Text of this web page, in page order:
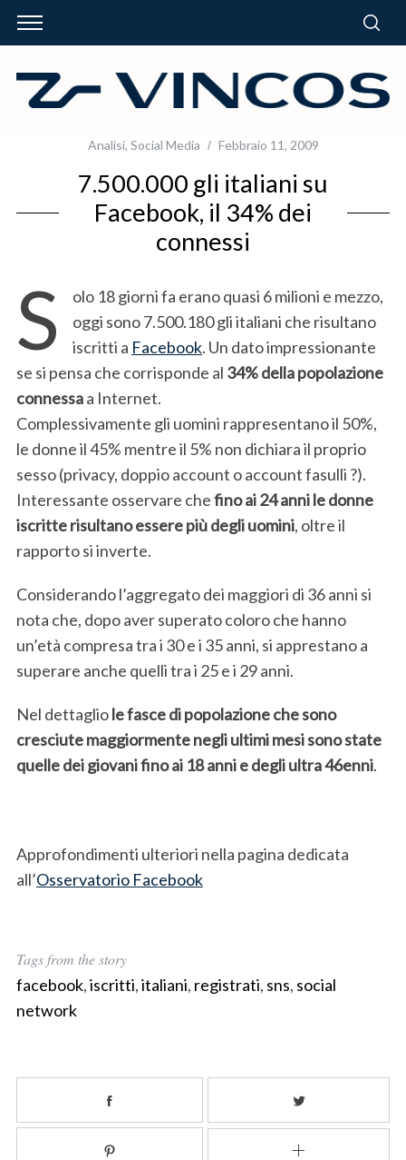
Analisi, Social Media Febbraio 11, 2009
7.500.000 gli italiani su
Facebook, il 34% dei
connessi
S
olo 18 giorni fa erano quasi 6 milioni e mezzo,
oggi sono 7.500.180 gli italiani che risultano
iscritti a Facebook. Un dato impressionante
se si pensa che corrisponde al 34% della popolazione
connessaa Internet.
Complessivamente gli uomini rappresentano il 50%,
le donne il 45% mentre il 5% non dichiara il proprio
sesso (privacy, doppio account o account fasulli ?).
Interessante osservare chefino ai 24 anni le donne
iscritte risultano essere più degli uomini, oltre il
rapporto si inverte.
Considerando l’aggregato dei maggiori di 36 anni si
nota che, dopo aver superato coloro che hanno
un’età compresa tra i 30 e i 35 anni, si apprestano a
superare anche quelli tra i 25 e i 29 anni.
Nel dettagliole fasce di popolazione che sono
cresciute maggiormente negli ultimi mesi sono state
quelle dei giovani fino ai 18 anni e degli ultra 46enni.
Approfondimenti ulteriori nella pagina dedicata
all’Osservatorio Facebook
Tags from the story
facebook,iscritti,italiani, registrati, sns, social
network